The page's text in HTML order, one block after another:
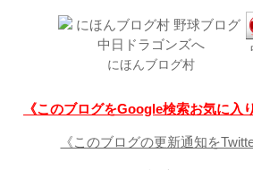
にほんブログ村
《このブログをGoogle検索お気に入
《このブログの更新通知を